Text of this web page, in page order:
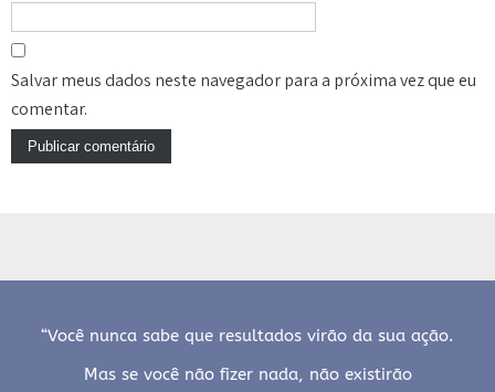
Salvar meus dados neste navegador para a próxima vez que eu
comentar.
“Você nunca sabe que resultados virão da sua ação.
Mas se você não fizer nada, não existirão